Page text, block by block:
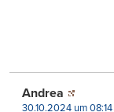
Andrea
30.10.2024 um 08:14